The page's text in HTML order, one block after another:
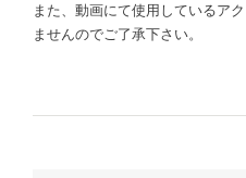
また、動画にて使用しているア
ませんのでご了承下さい。